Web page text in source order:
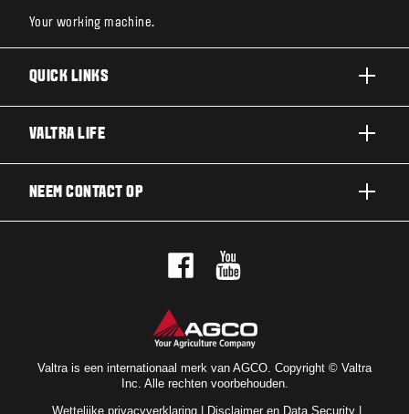
Your working machine.
QUICK LINKS
N SERIE
VALTRA UNLIMITED
VALTRA LIFE
NIEUWS EN EVENEMENTEN
VALTRA SHOP
NEEM CONTACT OP
Valtra is een internationaal merk van AGCO. Copyright © Valtra
Inc. Alle rechten voorbehouden.
Wettelijke privacyverklaring| Disclaimer en Data Security|